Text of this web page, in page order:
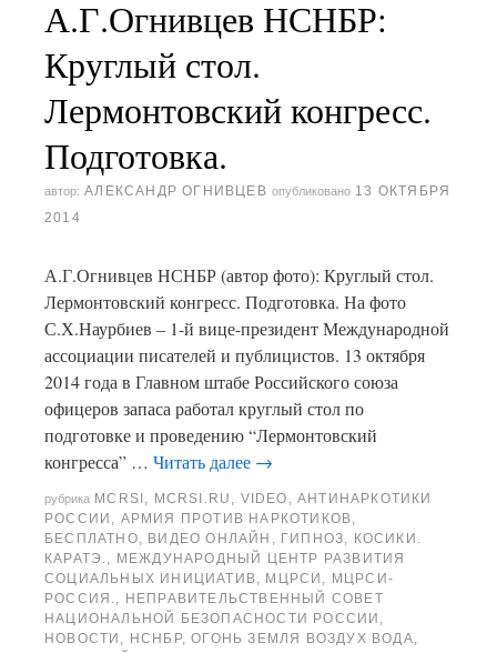
А.Г.Огнивцев НСНБР:
Круглый стол.
Лермонтовский конгресс.
Подготовка.
автор: АЛЕКСАНДР ОГНИВЦЕВ опубликовано 13 ОКТЯБРЯ
2014
А.Г.Огнивцев НСНБР (автор фото): Круглый стол.
Лермонтовский конгресс. Подготовка. На фото
С.Х.Наурбиев – 1-й вице-президент Международной
ассоциации писателей и публицистов. 13 октября
2014 года в Главном штабе Российского союза
офицеров запаса работал круглый стол по
подготовке и проведению “Лермонтовский
конгресса” … Читать далее →
рубрика MCRSI , MCRSI.RU , VIDEO ,АНТИНАРКОТИКИ
РОССИИ , АРМИЯ ПРОТИВ НАРКОТИКОВ,
БЕСПЛАТНО, ВИДЕО ОНЛАЙН , ГИПНОЗ, КОСИКИ.
КАРАТЭ., МЕЖДУНАРОДНЫЙ ЦЕНТР РАЗВИТИЯ
СОЦИАЛЬНЫХ ИНИЦИАТИВ, МЦРСИ , МЦРСИ-
РОССИЯ., НЕПРАВИТЕЛЬСТВЕННЫЙ СОВЕТ
НАЦИОНАЛЬНОЙ БЕЗОПАСНОСТИ РОССИИ ,
НОВОСТИ , НСНБР,ОГОНЬ ЗЕМЛЯ ВОЗДУХ ВОДА,